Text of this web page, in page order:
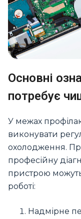
Основні
потребує
У межах
виконувати
охолодження.
професійну
пристрою
роботі:
Надмірне